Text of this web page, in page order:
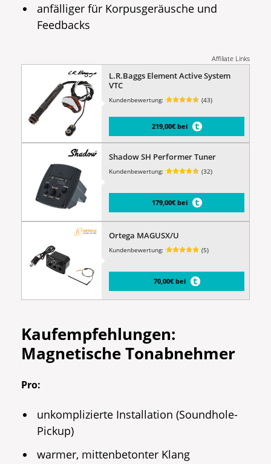
anfälliger für Korpusgeräusche und
Feedbacks
Affiliate Links
L.R.Baggs Element Active System
VTC
Kundenbewertung: (43)
219,00€ bei
Shadow SH Performer Tuner
Kundenbewertung: (32)
179,00€ bei
Ortega MAGUSX/U
Kundenbewertung: (5)
70,00€ bei
Kaufempfehlungen:
Magnetische Tonabnehmer
Pro:
unkomplizierte Installation (Soundhole-
Pickup)
warmer, mittenbetonter Klang